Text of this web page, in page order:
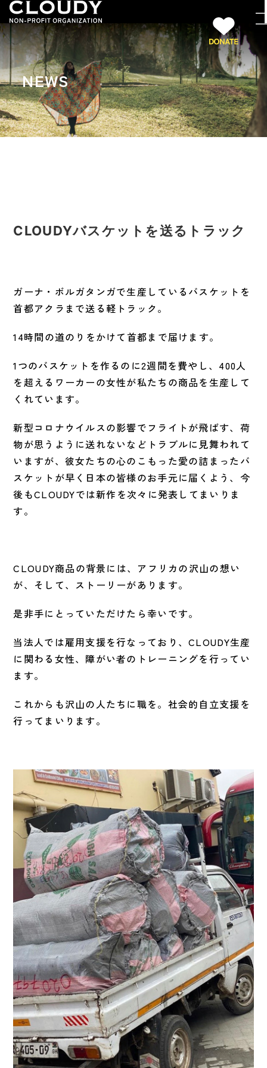
NEWS
CLOUDYバスケットを送るトラック
ガーナ・ボルガタンガで生産しているバスケットを
首都アクラまで送る軽トラック。
14時間の道のりをかけて首都まで届けます。
1つのバスケットを作るのに2週間を費やし、400人
を超えるワーカーの女性が私たちの商品を生産して
くれています。
新型コロナウイルスの影響でフライトが飛ばす、荷
物が思うように送れないなどトラブルに見舞われて
いますが、彼女たちの心のこもった愛の詰まったバ
スケットが早く日本の皆様のお手元に届くよう、今
後もCLOUDYでは新作を次々に発表してまいりま
す。
CLOUDY商品の背景には、アフリカの沢山の想い
が、そして、ストーリーがあります。
是非手にとっていただけたら幸いです。
当法人では雇用支援を行なっており、CLOUDY生産
に関わる女性、障がい者のトレーニングを行ってい
ます。
これからも沢山の人たちに職を。社会的自立支援を
行ってまいります。